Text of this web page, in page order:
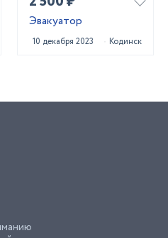
Эвакуатор
10 декабря 2023 Кодинск